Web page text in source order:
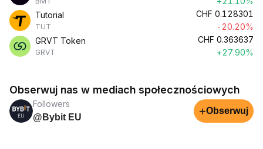
Tutorial
TUT
CHF 0.128301
-20.20%
GRVT Token
GRVT
CHF 0.363637
+27.90%
Obserwuj nas w mediach społecznościowych
Followers
@Bybit EU
+Obserwuj